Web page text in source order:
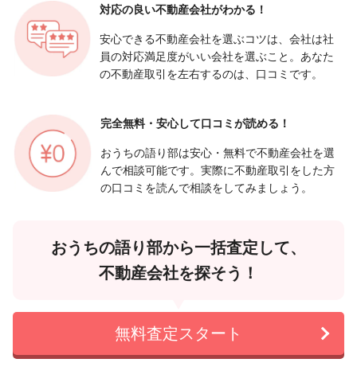
対応の良い不動産会社がわかる！
安心できる不動産会社を選ぶコツは、会社は社
員の対応満足度がいい会社を選ぶこと。あなた
の不動産取引を左右するのは、口コミです。
完全無料・安心して口コミが読める！
おうちの語り部は安心・無料で不動産会社を選
んで相談可能です。実際に不動産取引をした方
の口コミを読んで相談をしてみましょう。
おうちの語り部から一括査定して、
不動産会社を探そう！
無料査定スタート